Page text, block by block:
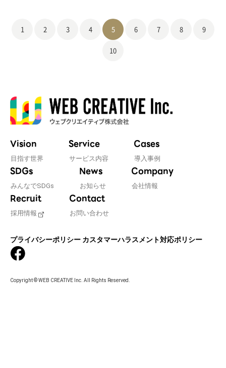
1 2 3 4 5 6 7 8 9
10
Vision
目指す世界
Service
サービス内容
Cases
導入事例
SDGs
みんなでSDGs
News
お知らせ
Company
会社情報
Recruit
採用情報
Contact
お問い合わせ
プライバシーポリシー カスタマーハラスメント対応ポリシー
Copyright © WEB CREATIVE Inc. All Rights Reserved.